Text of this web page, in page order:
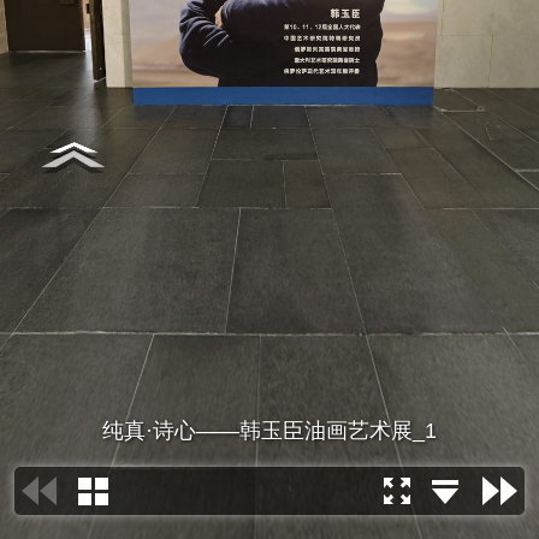
纯真·诗心——韩玉臣油画艺术展_1